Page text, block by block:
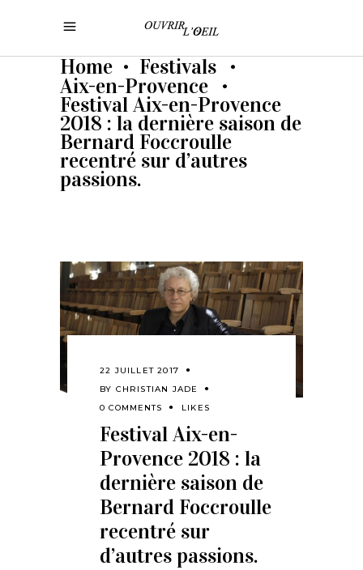
Home • Festivals •
Aix-en-Provence •
Festival Aix-en-Provence
2018 : la dernière saison de
Bernard Foccroulle
recentré sur d’autres
passions.
22 JUILLET 2017
BY CHRISTIAN JADE
0 COMMENTS
LIKES
Festival Aix-en-
Provence 2018 : la
dernière saison de
Bernard Foccroulle
recentré sur
d’autres passions.